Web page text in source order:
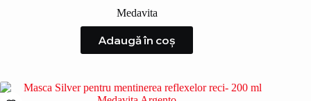
Medavita
Adaugă în coș